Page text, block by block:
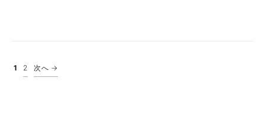
投稿のページ送り
1 2 次へ →